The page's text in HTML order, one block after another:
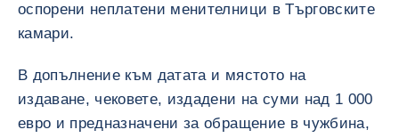
оспорени неплатени менителници в Търговските
камари.
В допълнение към датата и мястото на
издаване, чековете, издадени на суми над 1 000
евро и предназначени за обращение в чужбина,